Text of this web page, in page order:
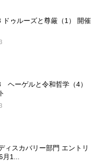
ドゥルーズと尊厳（1） 開催
ヘーゲルと令和哲学（4）
ィスカバリー部門 エントリ
1...